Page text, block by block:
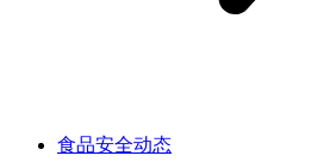
食品安全动态